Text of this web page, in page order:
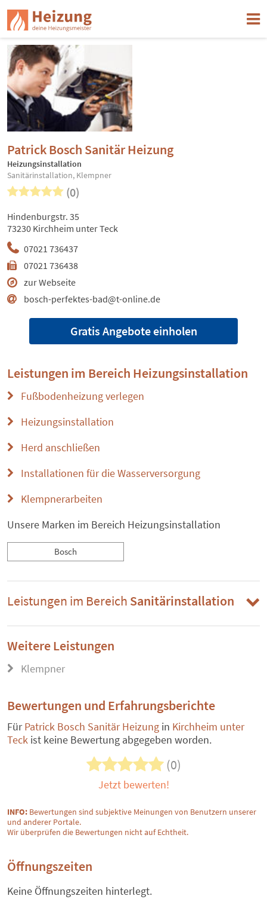
Patrick Bosch Sanitär Heizung
Heizungsinstallation
Sanitärinstallation, Klempner
(0)
07021 736437
07021 736438
zur Webseite
bosch-perfektes-bad@t-online.de
Hindenburgstr. 35
73230 Kirchheim unter Teck
Gratis Angebote einholen
Leistungen im Bereich Heizungsinstallation
Fußbodenheizung verlegen
Heizungsinstallation
Herd anschließen
Installationen für die Wasserversorgung
Klempnerarbeiten
Unsere Marken im Bereich Heizungsinstallation
Bosch
Leistungen im Bereich Sanitärinstallation
Weitere Leistungen
Klempner
Bewertungen und Erfahrungsberichte
FürPatrick Bosch Sanitär Heizung in Kirchheim unter
Teck ist keine Bewertung abgegeben worden.
(0)
Jetzt bewerten!
INFO: Bewertungen sind subjektive Meinungen von Benutzern unserer
und anderer Portale.
Wir überprüfen die Bewertungen nicht auf Echtheit.
Öffnungszeiten
Keine Öffnungszeiten hinterlegt.